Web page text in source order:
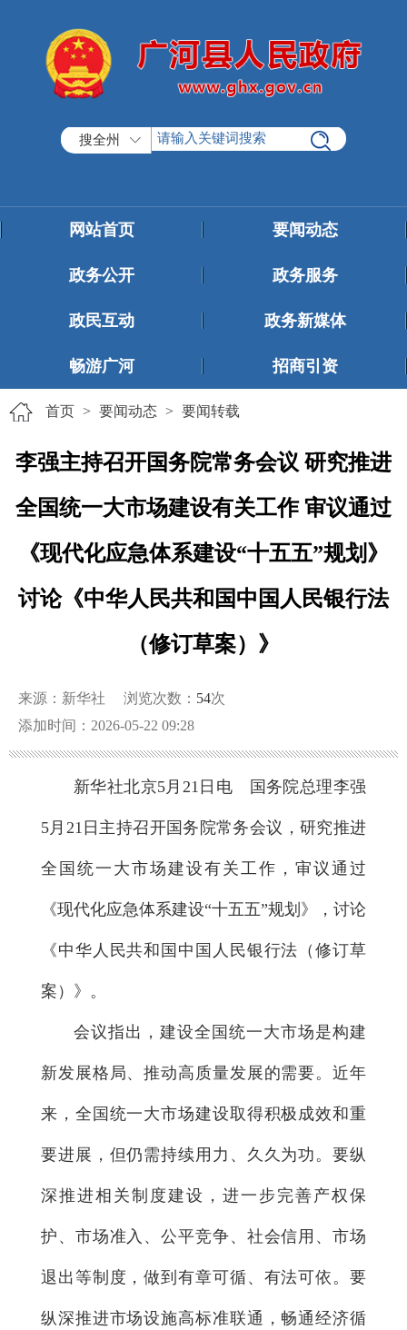
搜全州
网站首页 要闻动态
政务公开 政务服务
政民互动 政务新媒体
畅游广河 招商引资
首页 > 要闻动态 > 要闻转载
李强主持召开国务院常务会议 研究推进
全国统一大市场建设有关工作 审议通过
《现代化应急体系建设“十五五”规划》
讨论《中华人民共和国中国人民银行法
（修订草案）》
来源：新华社 浏览次数： 54次
添加时间：2026-05-22 09:28
新华社北京5月21日电 国务院总理李强
5月21日主持召开国务院常务会议，研究推进
全国统一大市场建设有关工作，审议通过
《现代化应急体系建设“十五五”规划》，讨论
《中华人民共和国中国人民银行法（修订草
案）》。
会议指出，建设全国统一大市场是构建
新发展格局、推动高质量发展的需要。近年
来，全国统一大市场建设取得积极成效和重
要进展，但仍需持续用力、久久为功。要纵
深推进相关制度建设，进一步完善产权保
护、市场准入、公平竞争、社会信用、市场
退出等制度，做到有章可循、有法可依。要
纵深推进市场设施高标准联通，畅通经济循